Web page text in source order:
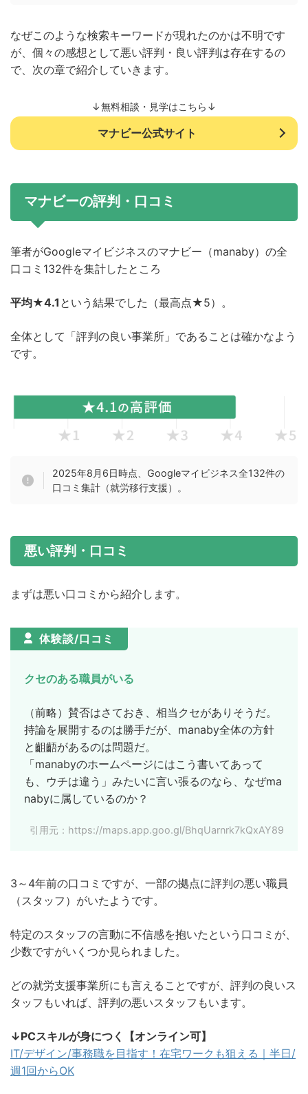
なぜこのような検索キーワードが現れたのかは不明です
が、個々の感想として悪い評判・良い評判は存在するの
で、次の章で紹介していきます。
↓無料相談・見学はこちら↓
マナビー公式サイト
マナビーの評判・口コミ
筆者がGoogleマイビジネスのマナビー（manaby）の全
口コミ132件を集計したところ
平均★4.1 という結果でした（最高点★5）。
全体として「評判の良い事業所」であることは確かなよう
です。
2025年8月6日時点、Googleマイビジネス全132件の
口コミ集計（就労移行支援）。
悪い評判・口コミ
まずは悪い口コミから紹介します。
体験談/口コミ
クセのある職員がいる
（前略）賛否はさておき、相当クセがありそうだ。
持論を展開するのは勝手だが、manaby全体の方針
と齟齬があるのは問題だ。
「manabyのホームページにはこう書いてあって
も、ウチは違う」みたいに言い張るのなら、なぜma
nabyに属しているのか？
引用元：https://maps.app.goo.gl/BhqUarnrk7kQxAY89
3～4年前の口コミですが、一部の拠点に評判の悪い職員
（スタッフ）がいたようです。
特定のスタッフの言動に不信感を抱いたという口コミが、
少数ですがいくつか見られました。
どの就労支援事業所にも言えることですが、評判の良いス
タッフもいれば、評判の悪いスタッフもいます。
↓PCスキルが身につく【オンライン可】
IT/デザイン/事務職を目指す！在宅ワークも狙える｜半日/
週1回からOK